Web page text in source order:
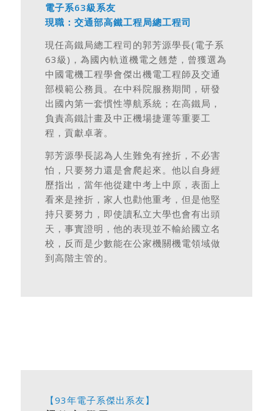
電子系63級系友
現職：交通部高鐵工程局總工程司
現任高鐵局總工程司的郭芳源學長(電子系
63級)，為國內軌道機電之翹楚，曾獲選為
中國電機工程學會傑出機電工程師及交通
部模範公務員。在中科院服務期間，研發
出國內第一套慣性導航系統；在高鐵局，
負責高鐵計畫及中正機場捷運等重要工
程，貢獻卓著。
郭芳源學長認為人生難免有挫折，不必害
怕，只要努力還是會爬起來。他以自身經
歷指出，當年他從建中考上中原，表面上
看來是挫折，家人也勸他重考，但是他堅
持只要努力，即使讀私立大學也會有出頭
天，事實證明，他的表現並不輸給國立名
校，反而是少數能在公家機關機電領域做
到高階主管的。
【93年電子系傑出系友】